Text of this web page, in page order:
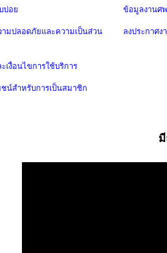
บ่อย
มปลอดภัยและความเป็นส่วน
เงื่อนไขการใช้บริการ
น์สำหรับการเป็นสมาชิก
ข้อมูลงานศพ
ลงประกาศง